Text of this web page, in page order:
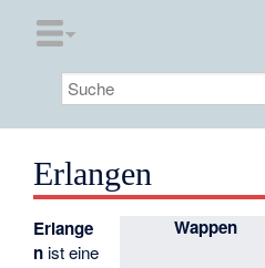
Erlangen
Wappen
Erlange
n ist eine